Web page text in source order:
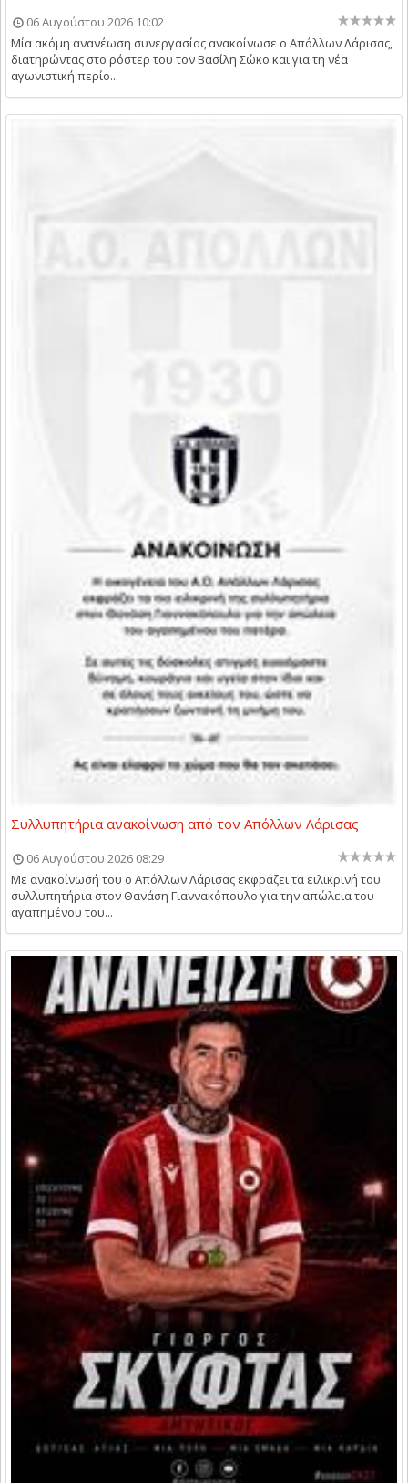
06 Αυγούστου 2026 10:02
Μία ακόμη ανανέωση συνεργασίας ανακοίνωσε ο Απόλλων Λάρισας,
διατηρώντας στο ρόστερ του τον Βασίλη Σώκο και για τη νέα
αγωνιστική περίο...
Συλλυπητήρια ανακοίνωση από τον Απόλλων Λάρισας
06 Αυγούστου 2026 08:29
Με ανακοίνωσή του ο Απόλλων Λάρισας εκφράζει τα ειλικρινή του
συλλυπητήρια στον Θανάση Γιαννακόπουλο για την απώλεια του
αγαπημένου του...